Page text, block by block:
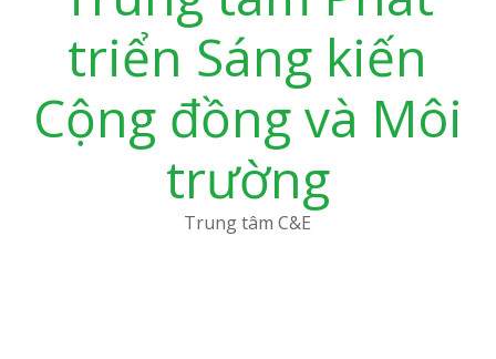
phát thải trong Nông – Lâm – Ngư nghiệp” tại Trường Đại học
Nông Lâm Huế
TỪ VƯỜN TRƯỜNG ĐẾN Ý THỨC XANH – HÀNH TRÌNH BẢO VỆ
MÔI TRƯỜNG CỦA HỌC SINH TRƯỜNG THCS NAM TRUNG
YÊN
CUỘC THI NẤU THỬ THỰC ĐƠN MỚI – BỮA ĂN HỌC ĐƯỜNG
triển Sáng kiến
Cộng đồng và Môi
trường
Trung tâm C&E